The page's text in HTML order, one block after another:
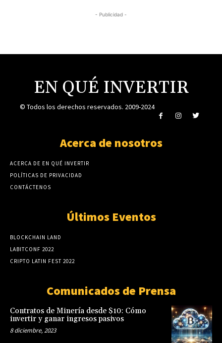
- Publicidad -
EN QUÉ INVERTIR
© Todos los derechos reservados. 2009-2024
Acerca de nosotros
ACERCA DE EN QUÉ INVERTIR
POLÍTICAS DE PRIVACIDAD
CONTÁCTENOS
Últimos Eventos
BLOCKCHAIN LAND
LABITCONF 2022
CRIPTO LATIN FEST 2022
Comunicados de Prensa
Contratos de Minería desde $10: Cómo
invertir y ganar ingresos pasivos
8 diciembre, 2023